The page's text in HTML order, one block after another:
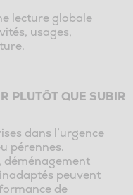
lecture globale
usages,
PLUTÔT QUE SUBIR
dans l’urgence
pérennes.
déménagement
peuvent
de